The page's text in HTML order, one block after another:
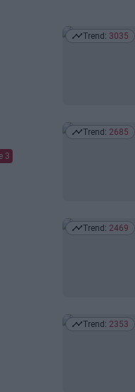
Trend: 3035
Trend: 3035
3
Trend: 2685
Trend: 2685
Trend: 2469
Trend: 2469
Trend: 2353
Trend: 2353